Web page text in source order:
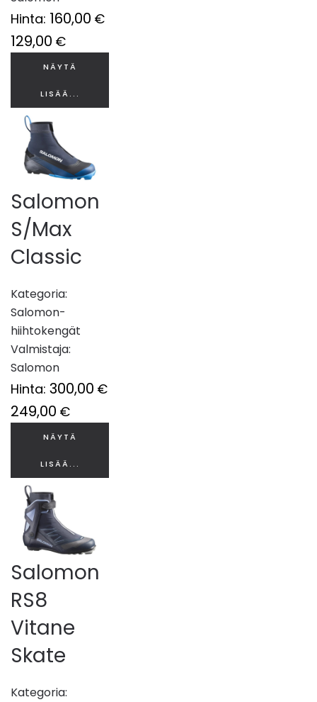
Hinta: 160,00 €
129,00 €
NÄYTÄ
LISÄÄ...
Salomon
S/Max
Classic
Kategoria:
Salomon-
hiihtokengät
Valmistaja:
Salomon
Hinta: 300,00 €
249,00 €
NÄYTÄ
LISÄÄ...
Salomon
RS8
Vitane
Skate
Kategoria: